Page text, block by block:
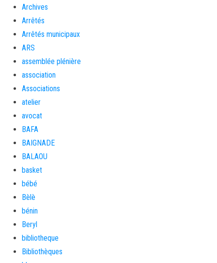
Archives
Arrêtés
Arrêtés municipaux
ARS
assemblée plénière
association
Associations
atelier
avocat
BAFA
BAIGNADE
BALAOU
basket
bébé
Bèlè
bénin
Beryl
bibliotheque
Bibliothèques